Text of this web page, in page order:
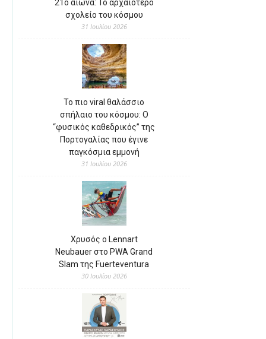
21ο αιώνα: Το αρχαιότερο
σχολείο του κόσμου
31 Ιουλίου 2026
Το πιο viral θαλάσσιο
σπήλαιο του κόσμου: Ο
“φυσικός καθεδρικός” της
Πορτογαλίας που έγινε
παγκόσμια εμμονή
31 Ιουλίου 2026
Χρυσός ο Lennart
Neubauer στο PWA Grand
Slam της Fuerteventura
30 Ιουλίου 2026